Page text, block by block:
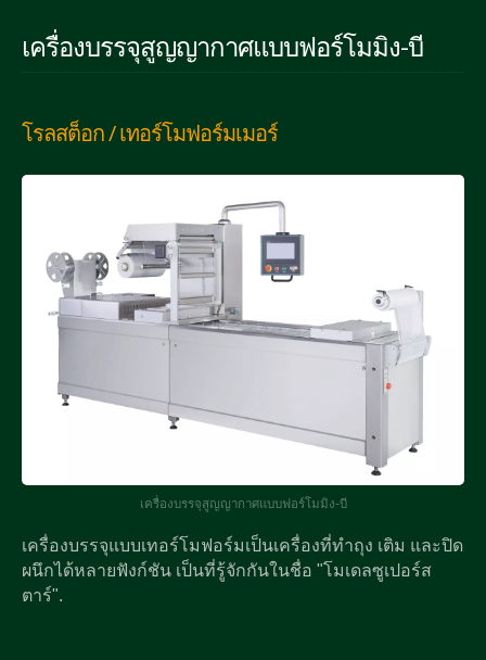
เครื่องบรรจุสูญญากาศแบบฟอร์โมมิง-บี
โรลสต็อก / เทอร์โมฟอร์มเมอร์
เครื่องบรรจุสูญญากาศแบบฟอร์โมมิง-บี
เครื่องบรรจุแบบเทอร์โมฟอร์มเป็นเครื่องที่ทำถุง เติม และปิด
ผนึกได้หลายฟังก์ชัน เป็นที่รู้จักกันในชื่อ "โมเดลซูเปอร์ส
ตาร์".